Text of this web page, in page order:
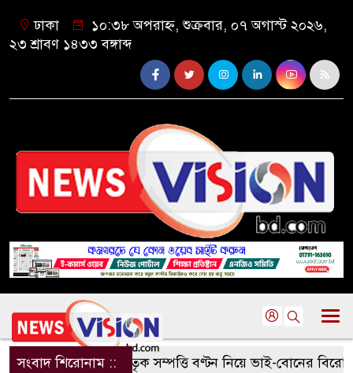
ঢাকা
১০:৩৮ অপরাহ্ন, শুক্রবার, ০৭ অগাস্ট ২০২৬,
২৩ শ্রাবণ ১৪৩৩ বঙ্গাব্দ
সংবাদ শিরোনাম ::পৈতৃক সম্পত্তি বণ্টন নিয়ে ভাই-বোনের